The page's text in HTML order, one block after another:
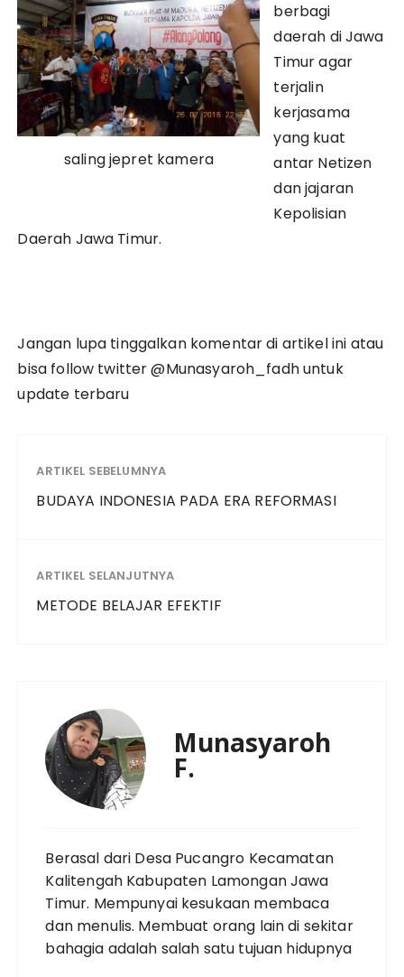
saling jepret kamera
berbagi
daerah di Jawa
Timur agar
terjalin
kerjasama
yang kuat
antar Netizen
dan jajaran
Kepolisian
Daerah Jawa Timur.
Jangan lupa tinggalkan komentar di artikel ini atau
bisa follow twitter @Munasyaroh_fadh untuk
update terbaru
ARTIKEL SEBELUMNYA
BUDAYA INDONESIA PADA ERA REFORMASI
ARTIKEL SELANJUTNYA
METODE BELAJAR EFEKTIF
Munasyaroh
F.
Berasal dari Desa Pucangro Kecamatan
Kalitengah Kabupaten Lamongan Jawa
Timur. Mempunyai kesukaan membaca
dan menulis. Membuat orang lain di sekitar
bahagia adalah salah satu tujuan hidupnya